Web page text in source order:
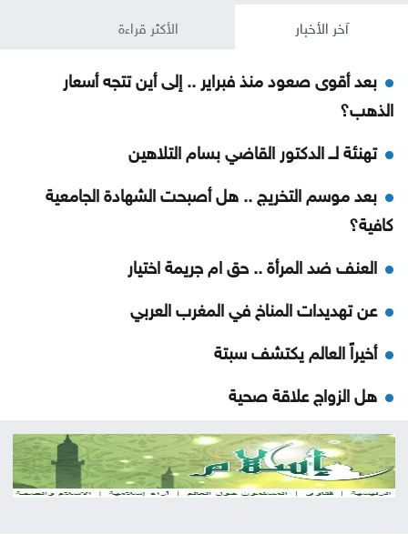
آخر الأخبار الأكثر قراءة
بعد أقوى صعود منذ فبراير .. إلى أين تتجه أسعار
الذهب؟
تهنئة لــ الدكتور القاضي بسام التلاهين
بعد موسم التخريج .. هل أصبحت الشهادة الجامعية
كافية؟
العنف ضد المرأة .. حق ام جريمة اختيار
عن تهديدات المناخ في المغرب العربي
أخيراً العالم يكتشف سبتة
هل الزواج علاقة صحية
من كريم خان إلى بيدرو سانشيز… كلفة الوقوف مع
فلسطين